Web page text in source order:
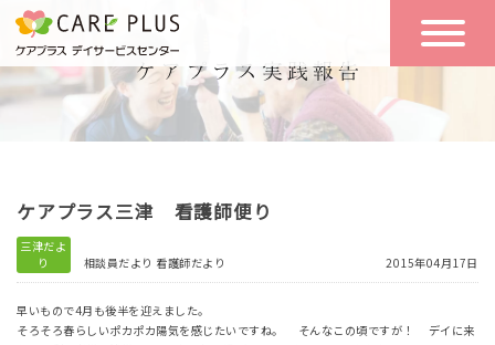
こんな方に
おすすめ
一日の流れ
一日体験
ケアプラス三津 看護師便り
三津だよ
り
相談員だより 看護師だより 2015年04月17日
早いもので4月も後半を迎えました。
そろそろ春らしいポカポカ陽気を感じたいですね。 そんなこの頃ですが！ デイに来